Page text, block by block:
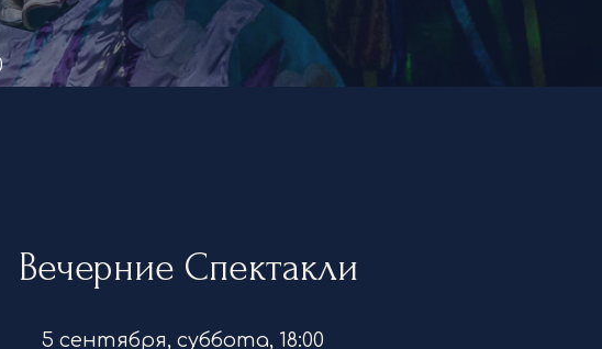
6 сентября, воскресенье, 12:00
Вечерние Спектакли
5 сентября, суббота, 18:00